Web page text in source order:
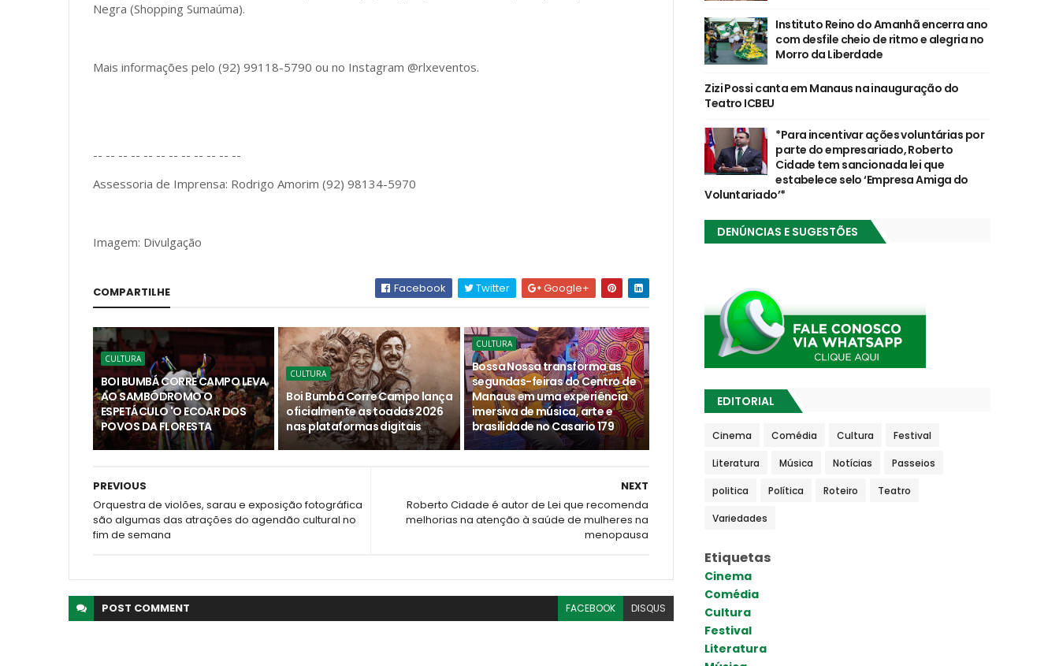
Negra (Shopping Sumaúma).
Mais informações pelo (92) 99118-5790 ou no Instagram @rlxeventos.
-- -- -- -- -- -- -- -- -- -- -- --
Assessoria de Imprensa: Rodrigo Amorim (92) 98134-5970
Imagem: Divulgação
COMPARTILHE Facebook Twitter Google+
CULTURA
BOI BUMBÁ CORRE CAMPO LEVA
AO SAMBÓDROMO O
ESPETÁCULO 'O ECOAR DOS
POVOS DA FLORESTA
CULTURA
Boi Bumbá Corre Campo lança
oficialmente as toadas 2026
nas plataformas digitais
CULTURA
Bossa Nossa transforma as
segundas-feiras do Centro de
Manaus em uma experiência
imersiva de música, arte e
brasilidade no Casario 179
NEXT
Roberto Cidade é autor de Lei que recomenda
melhorias na atenção à saúde de mulheres na
menopausa
PREVIOUS
Orquestra de violões, sarau e exposição fotográfica
são algumas das atrações do agendão cultural no
fim de semana
POST COMMENT FACEBOOK DISQUS
Instituto Reino do Amanhã encerra ano
com desfile cheio de ritmo e alegria no
Morro da Liberdade
Zizi Possi canta em Manaus na inauguração do
Teatro ICBEU
*Para incentivar ações voluntárias por
parte do empresariado, Roberto
Cidade tem sancionada lei que
estabelece selo ‘Empresa Amiga do
Voluntariado’*
DENÚNCIAS E SUGESTÕES
EDITORIAL
Cinema Comédia Cultura Festival
Literatura Música Notícias Passeios
politica Política Roteiro Teatro
Variedades
Etiquetas
Cinema
Comédia
Cultura
Festival
Literatura